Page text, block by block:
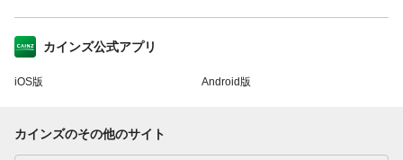
カインズ公式アプリ
iOS版 Android版
カインズのその他のサイト